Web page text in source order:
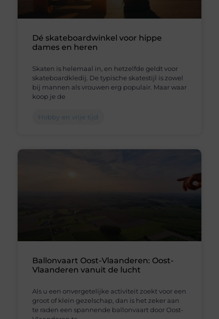
Dé skateboardwinkel voor hippe
dames en heren
Skaten is helemaal in, en hetzelfde geldt voor
skateboardkledij. De typische skatestijl is zowel
bij mannen als vrouwen erg populair. Maar waar
koop je de
Hobby en vrije tijd
Ballonvaart Oost-Vlaanderen: Oost-
Vlaanderen vanuit de lucht
Als u een onvergetelijke activiteit zoekt voor een
groot of klein gezelschap, dan is het zeker aan
te raden een spannende ballonvaart door Oost-